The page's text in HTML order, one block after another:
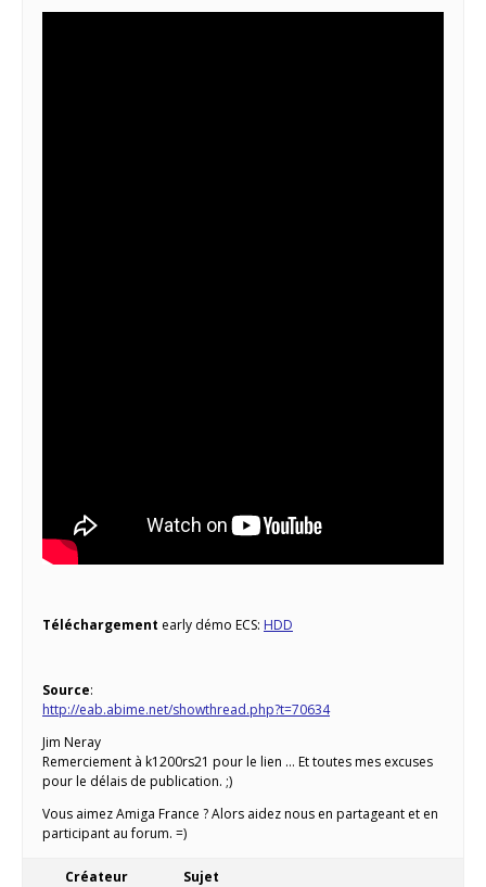
Téléchargement early démo ECS: HDD
Source:
http://eab.abime.net/showthread.php?t=70634
Jim Neray
Remerciement à k1200rs21 pour le lien … Et toutes mes excuses
pour le délais de publication. ;)
Vous aimez Amiga France ? Alors aidez nous en partageant et en
participant au forum. =)
Créateur Sujet